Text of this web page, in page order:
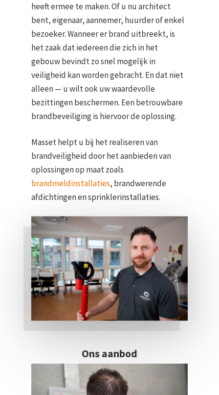
heeft ermee te maken. Of u nu architect
bent, eigenaar, aannemer, huurder of enkel
bezoeker. Wanneer er brand uitbreekt, is
het zaak dat iedereen die zich in het
gebouw bevindt zo snel mogelijk in
veiligheid kan worden gebracht. En dat niet
alleen — u wilt ook uw waardevolle
bezittingen beschermen. Een betrouwbare
brandbeveiliging is hiervoor de oplossing.
Masset helpt u bij het realiseren van
brandveiligheid door het aanbieden van
oplossingen op maat zoals
brandmeldinstallaties, brandwerende
afdichtingen en sprinklerinstallaties.
Ons aanbod